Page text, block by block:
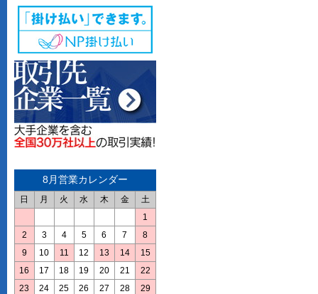
8月営業カレンダー
日 月 火 水 木 金
土
1
2
3 4 5 6 7
8
9
10 11 12 13 14
15
16
17 18 19 20 21
22
23
24 25 26 27 28
29